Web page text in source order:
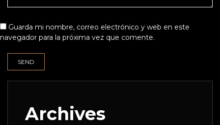
Guarda mi nombre, correo electrónico y web en este
navegador para la próxima vez que comente.
Archives